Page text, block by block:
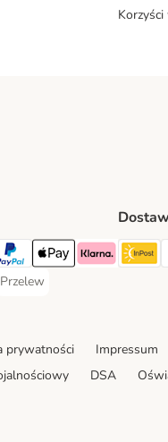
Payment Method
Payment Method
Apple Pay Payment
Klarna Payment
Method
Przelew
Przelew Payment Method
prywatności Impressum
DSA